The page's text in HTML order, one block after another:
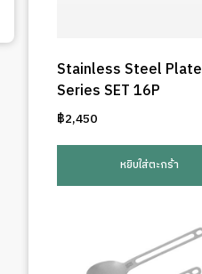
Stainless Steel Plate
Series SET 16P
฿2,450
หยิบใส่ตะกร้า